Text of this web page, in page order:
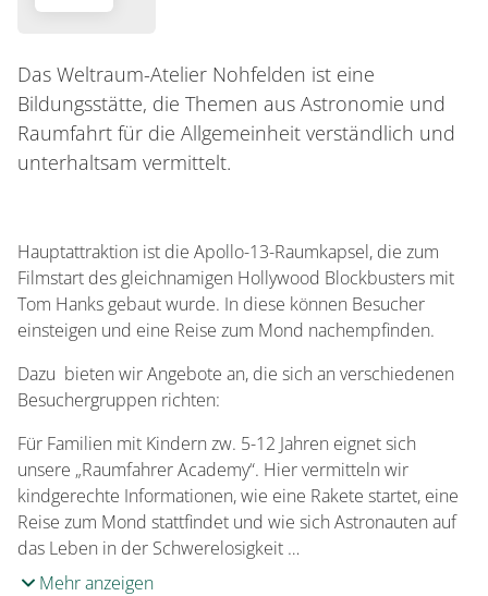
Das Weltraum-Atelier Nohfelden ist eine
Bildungsstätte, die Themen aus Astronomie und
Raumfahrt für die Allgemeinheit verständlich und
unterhaltsam vermittelt.
Hauptattraktion ist die Apollo-13-Raumkapsel, die zum
Filmstart des gleichnamigen Hollywood Blockbusters mit
Tom Hanks gebaut wurde. In diese können Besucher
einsteigen und eine Reise zum Mond nachempfinden.
Dazu bieten wir Angebote an, die sich an verschiedenen
Besuchergruppen richten:
Für Familien mit Kindern zw. 5-12 Jahren eignet sich
unsere „Raumfahrer Academy“. Hier vermitteln wir
kindgerechte Informationen, wie eine Rakete startet, eine
Reise zum Mond stattfindet und wie sich Astronauten auf
das Leben in der Schwerelosigkeit …
Mehr anzeigen